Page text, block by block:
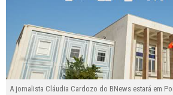
A jornalista Cláudia Cardozo do BNews estará em